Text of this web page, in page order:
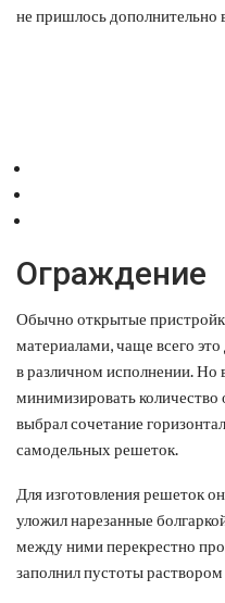
не пришлось дополнительно
Ограждение
Обычно открытые
материалами, чаще всего
в различном исполнении. Но
минимизировать количество
выбрал сочетание
самодельных решеток.
Для изготовления решеток
уложил нарезанные
между ними перекрестно
заполнил пустоты